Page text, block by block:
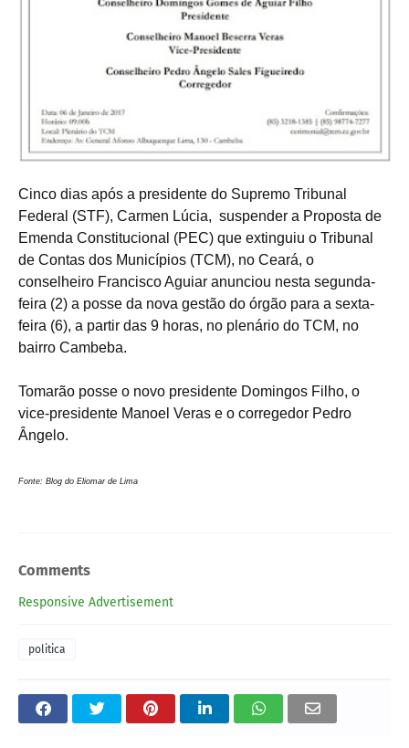
Cinco dias após a presidente do Supremo Tribunal
Federal (STF), Carmen Lúcia, suspender a Proposta de
Emenda Constitucional (PEC) que extinguiu o Tribunal
de Contas dos Municípios (TCM), no Ceará, o
conselheiro Francisco Aguiar anunciou nesta segunda-
feira (2) a posse da nova gestão do órgão para a sexta-
feira (6), a partir das 9 horas, no plenário do TCM, no
bairro Cambeba.
Tomarão posse o novo presidente Domingos Filho, o
vice-presidente Manoel Veras e o corregedor Pedro
Ângelo.
Fonte: Blog do Eliomar de Lima
Comments
Responsive Advertisement
politica